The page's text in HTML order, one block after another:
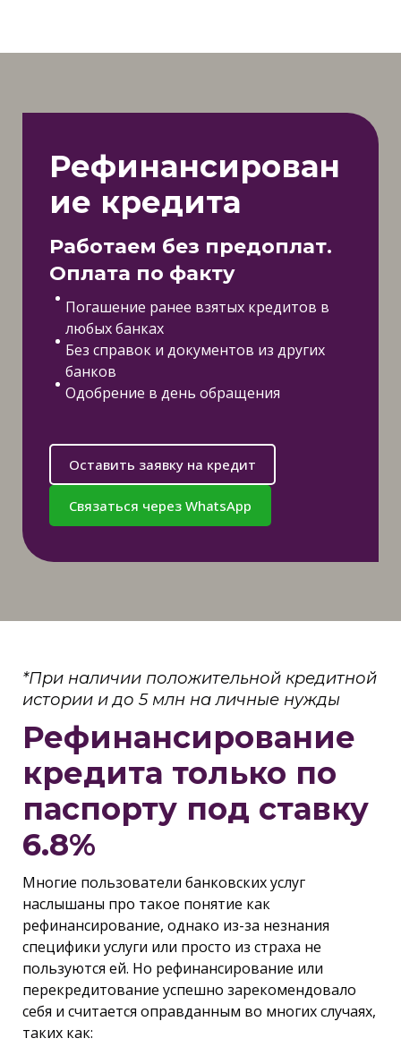
Рефинансирован
ие кредита
Работаем без предоплат.
Оплата по факту
Погашение ранее взятых кредитов в
любых банках
Без справок и документов из других
банков
Одобрение в день обращения
Оставить заявку на кредит
Связаться через WhatsApp
*При наличии положительной кредитной
истории и до 5 млн на личные нужды
Рефинансирование
кредита только по
паспорту под ставку
6.8%
Многие пользователи банковских услуг
наслышаны про такое понятие как
рефинансирование, однако из-за незнания
специфики услуги или просто из страха не
пользуются ей. Но рефинансирование или
перекредитование успешно зарекомендовало
себя и считается оправданным во многих случаях,
таких как: